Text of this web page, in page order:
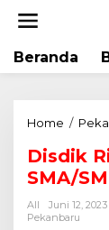
Beranda
Home /
Disdik
SMA/
All
Juni 12, 2023
Pekanbaru